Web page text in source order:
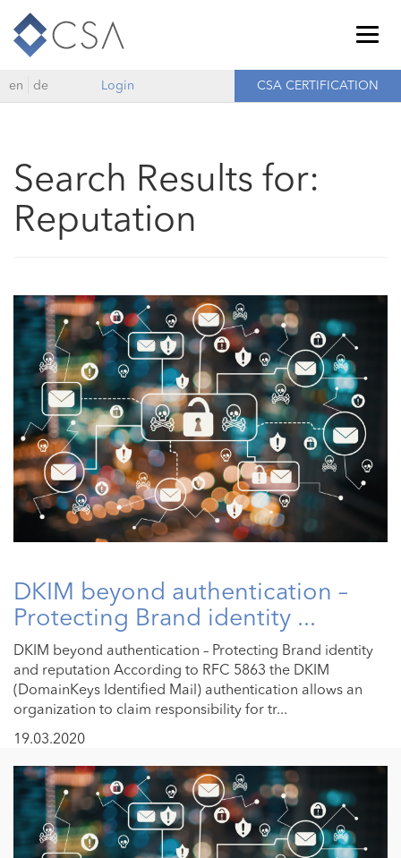
en de Login CSA CERTIFICATION
Search Results for:
Reputation
DKIM beyond authentication –
Protecting Brand identity ...
DKIM beyond authentication – Protecting Brand identity
and reputation According to RFC 5863 the DKIM
(DomainKeys Identified Mail) authentication allows an
organization to claim responsibility for tr...
19.03.2020